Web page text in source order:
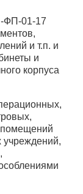
ФП-01-17
и т.п. и
и
корпуса
помещений
учреждений,